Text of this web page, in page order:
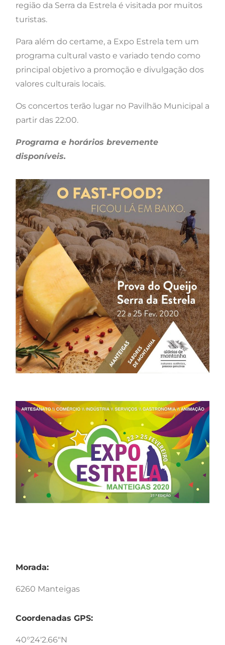
região da Serra da Estrela é visitada por muitos
turistas.
Para além do certame, a Expo Estrela tem um
programa cultural vasto e variado tendo como
principal objetivo a promoção e divulgação dos
valores culturais locais.
Os concertos terão lugar no Pavilhão Municipal a
partir das 22:00.
Programa e horários brevemente
disponíveis.
Morada:
6260 Manteigas
Coordenadas GPS:
40°24'2.66"N